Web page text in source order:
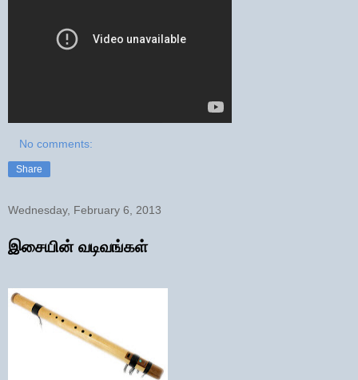
No comments:
Share
Wednesday, February 6, 2013
இசையின் வடிவங்கள்